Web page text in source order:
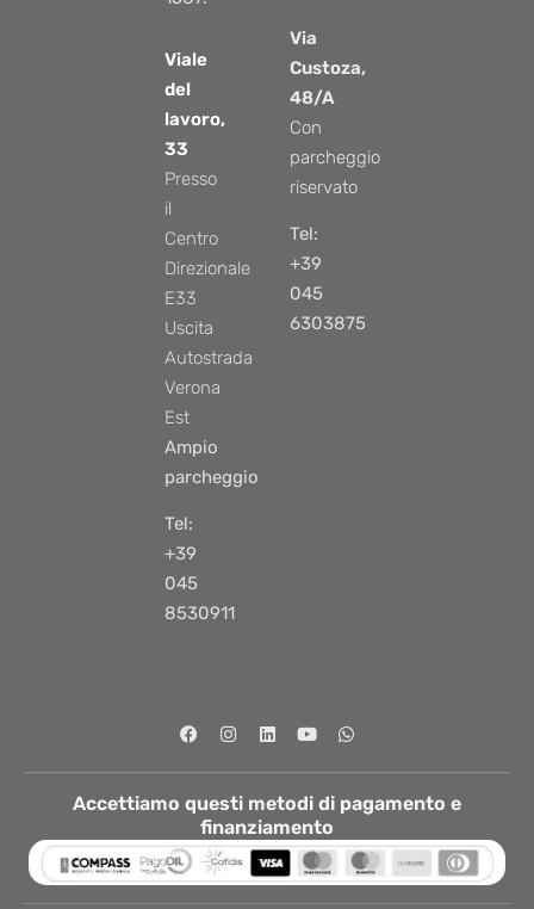
Viale
del
lavoro,
33
Presso
il
Centro
Direzionale
E33
Uscita
Autostrada
Verona
Est
Ampio
parcheggio
Tel:
+39
045
8530911
Via
Custoza,
48/A
Con
parcheggio
riservato
Tel:
+39
045
6303875
Accettiamo questi metodi di pagamento e
finanziamento